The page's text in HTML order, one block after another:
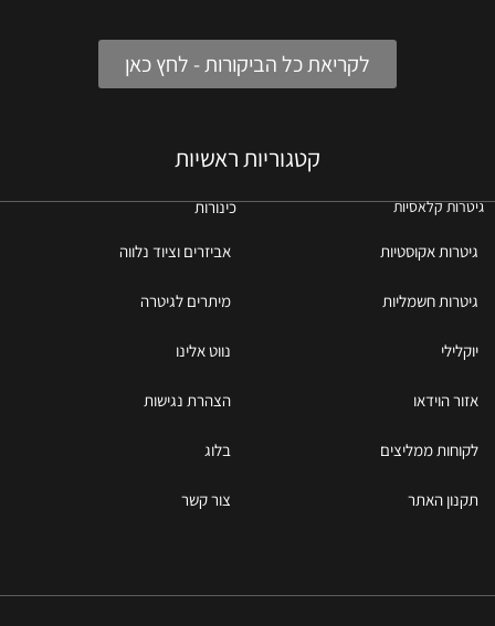
לקריאת כל הביקורות - לחץ כאן
קטגוריות ראשיות
גיטרות קלאסיות כינורות
גיטרות אקוסטיות אביזרים וציוד נלווה
גיטרות חשמליות מיתרים לגיטרה
יוקלילי נווט אלינו
אזור הוידאו הצהרת נגישות
לקוחות ממליצים בלוג
תקנון האתר צור קשר